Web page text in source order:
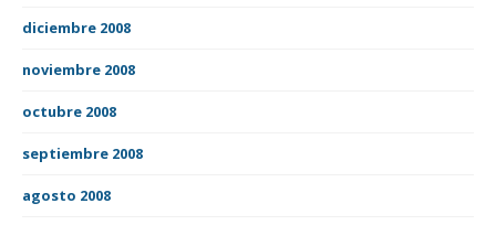
diciembre 2008
noviembre 2008
octubre 2008
septiembre 2008
agosto 2008